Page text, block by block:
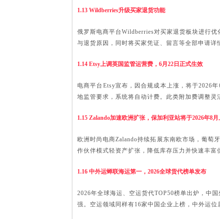
1.13 Wildberries升级买家退货功能
俄罗斯电商平台Wildberries对买家退货板块进行
与退货原因，同时将买家凭证、留言等全部申请详
1.14 Etsy上调英国监管运营费，6月22日正式生效
电商平台 Etsy宣布，因合规成本上涨，将于2026
地监管要求，系统将自动计费。此类附加费调整
1.15 Zalando加速欧洲扩张，保加利亚站将于2026年8月
欧洲时尚电商Zalando持续拓展东南欧市场，葡萄
作伙伴模式轻资产扩张，降低库存压力并快速丰富
1.16 中外运蝉联海运第一，2026全球货代榜单发布
2026年全球海运、空运货代TOP50榜单出炉，中
强。空运领域同样有16家中国企业上榜，中外运